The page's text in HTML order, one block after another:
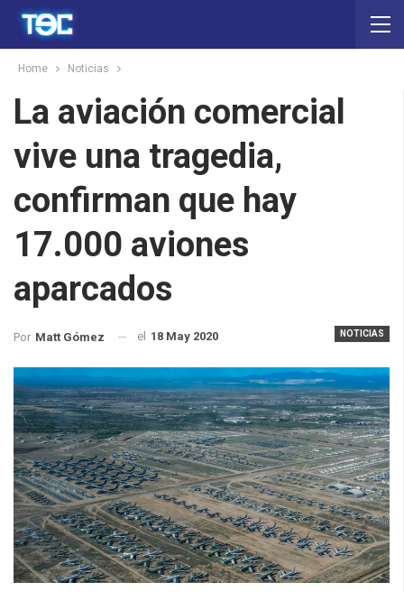
Home Noticias
La aviación comercial
vive una tragedia,
confirman que hay
17.000 aviones
aparcados
NOTICIAS
Por Matt Gómez el 18 May 2020